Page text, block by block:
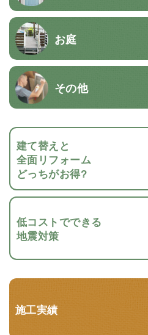
お庭
その他
建て替えと
全面リフォーム
どっちがお得?
低コストでできる
地震対策
施工実績